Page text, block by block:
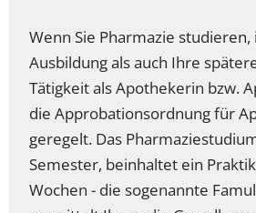
Wenn Sie Pharmazie
Ausbildung als auch Ihre
Tätigkeit als Apothekerin bzw.
die Approbationsordnung für
geregelt. Das
Semester, beinhaltet ein
Wochen - die sogenannte